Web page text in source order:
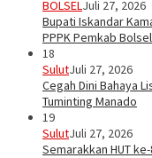
BOLSELJuli 27, 2026
Bupati Iskandar
PPPK Pemkab
18
SulutJuli 27, 2026
Cegah Dini Bahaya
Tuminting Manado
19
SulutJuli 27, 2026
Semarakkan HUT